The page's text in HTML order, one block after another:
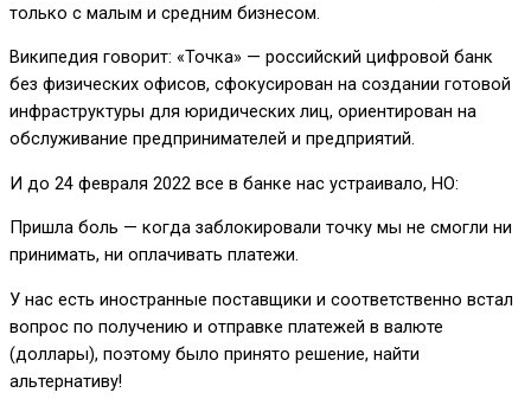
только с малым и средним бизнесом.
Википедия говорит: «Точка» — российский цифровой банк
без физических офисов, сфокусирован на создании готовой
инфраструктуры для юридических лиц, ориентирован на
обслуживание предпринимателей и предприятий.
И до 24 февраля 2022 все в банке нас устраивало, НО:
Пришла боль — когда заблокировали точку мы не смогли ни
принимать, ни оплачивать платежи.
У нас есть иностранные поставщики и соответственно встал
вопрос по получению и отправке платежей в валюте
(доллары), поэтому было принято решение, найти
альтернативу!